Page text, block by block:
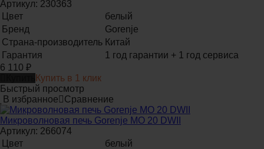
Артикул: 230363
Цвет
белый
Бренд
Gorenje
Страна-производитель Китай
Гарантия
1 год гарантии + 1 год сервиса
6 110 ₽
Купить в 1 клик
Быстрый просмотр
В избранное
Сравнение
Микроволновая печь Gorenje MO 20 DWII
Артикул: 266074
Цвет
белый